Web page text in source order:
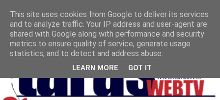
This site uses cookies from Google to deliver its services
and to analyze traffic. Your IP address and user-agent are
shared with Google along with performance and security
metrics to ensure quality of service, generate usage
statistics, and to detect and address abuse.
LEARN MORE GOT IT